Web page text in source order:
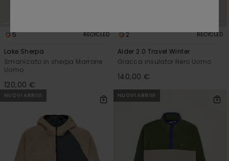
5 RECYCLED
Lake Sherpa
Smanicato in sherpa Marrone
Uomo
120,00 €
2 RECYCLED
Alder 2.0 Travel Winter
Giacca insulator Nero Uomo
140,00 €
NUOVI ARRIVI NUOVI ARRIVI